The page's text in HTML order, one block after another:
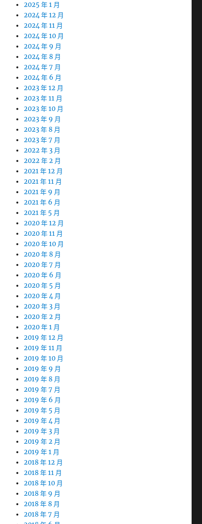
2025 年 1 月
2024 年 12 月
2024 年 11 月
2024 年 10 月
2024 年 9 月
2024 年 8 月
2024 年 7 月
2024 年 6 月
2023 年 12 月
2023 年 11 月
2023 年 10 月
2023 年 9 月
2023 年 8 月
2023 年 7 月
2022 年 3 月
2022 年 2 月
2021 年 12 月
2021 年 11 月
2021 年 9 月
2021 年 6 月
2021 年 5 月
2020 年 12 月
2020 年 11 月
2020 年 10 月
2020 年 8 月
2020 年 7 月
2020 年 6 月
2020 年 5 月
2020 年 4 月
2020 年 3 月
2020 年 2 月
2020 年 1 月
2019 年 12 月
2019 年 11 月
2019 年 10 月
2019 年 9 月
2019 年 8 月
2019 年 7 月
2019 年 6 月
2019 年 5 月
2019 年 4 月
2019 年 3 月
2019 年 2 月
2019 年 1 月
2018 年 12 月
2018 年 11 月
2018 年 10 月
2018 年 9 月
2018 年 8 月
2018 年 7 月